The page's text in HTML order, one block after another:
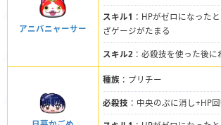
アニバニャーサー
スキル1 ：HPがゼロになった
ざゲージがたまる
スキル2 ：必殺技を使った後
種族 ：プリチー
必殺技 ：中央のぷに消し+HP